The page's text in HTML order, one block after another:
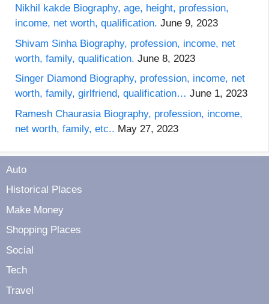
Nikhil kakde Biography, age, height, profession,
income, net worth, qualification. June 9, 2023
Shivam Sinha Biography, profession, income, net
worth, family, qualification. June 8, 2023
Singer Diamond Biography, profession, income, net
worth, family, girlfriend, qualification… June 1, 2023
Ramesh Chaurasia Biography, profession, income,
net worth, family, etc.. May 27, 2023
Auto
Historical Places
Make Money
Shopping Places
Social
Tech
Travel